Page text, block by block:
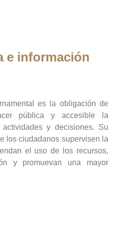
e información
es la obligación de
pública y accesible la
y decisiones. Su
los ciudadanos supervisen la
el uso de los recursos,
y promuevan una mayor